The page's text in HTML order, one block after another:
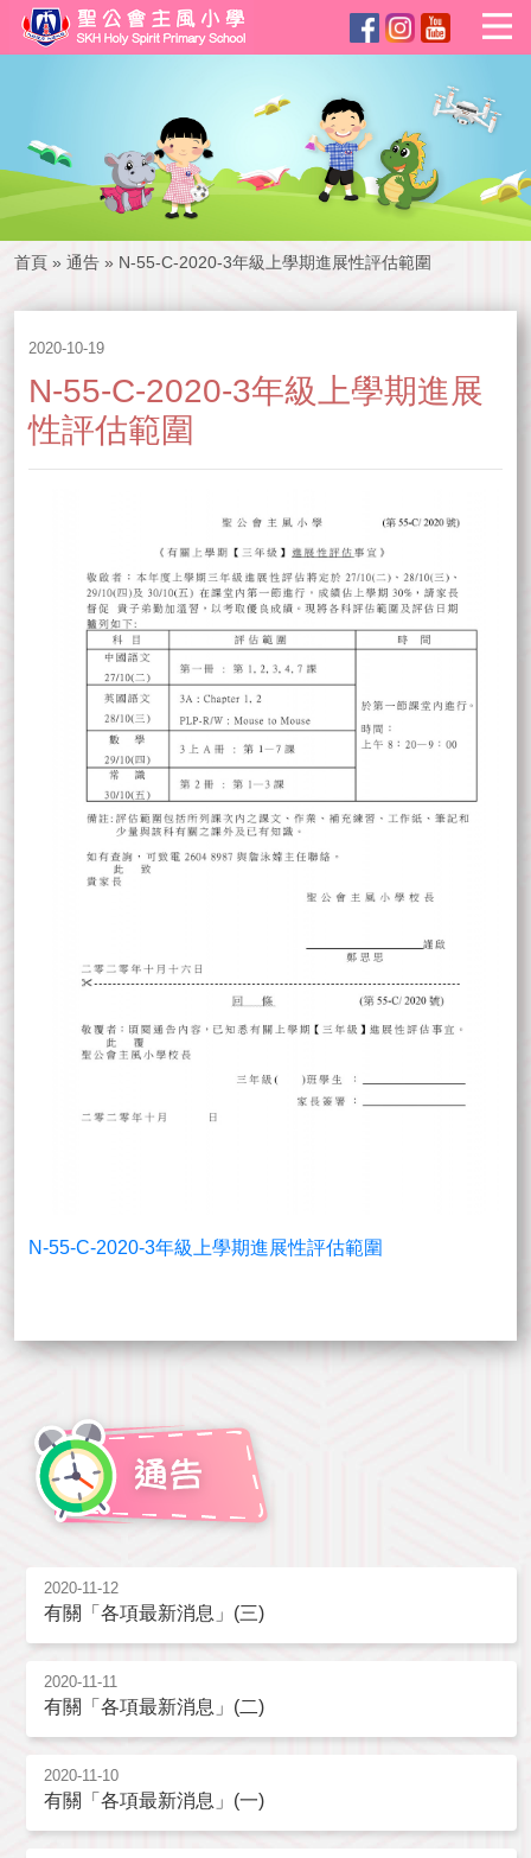
首頁 » 通告 » N-55-C-2020-3年級上學期進展性評估範圍
2020-10-19
N-55-C-2020-3年級上學期進展
性評估範圍
N-55-C-2020-3年級上學期進展性評估範圍
2020-11-12
有關「各項最新消息」(三)
2020-11-11
有關「各項最新消息」(二)
2020-11-10
有關「各項最新消息」(一)